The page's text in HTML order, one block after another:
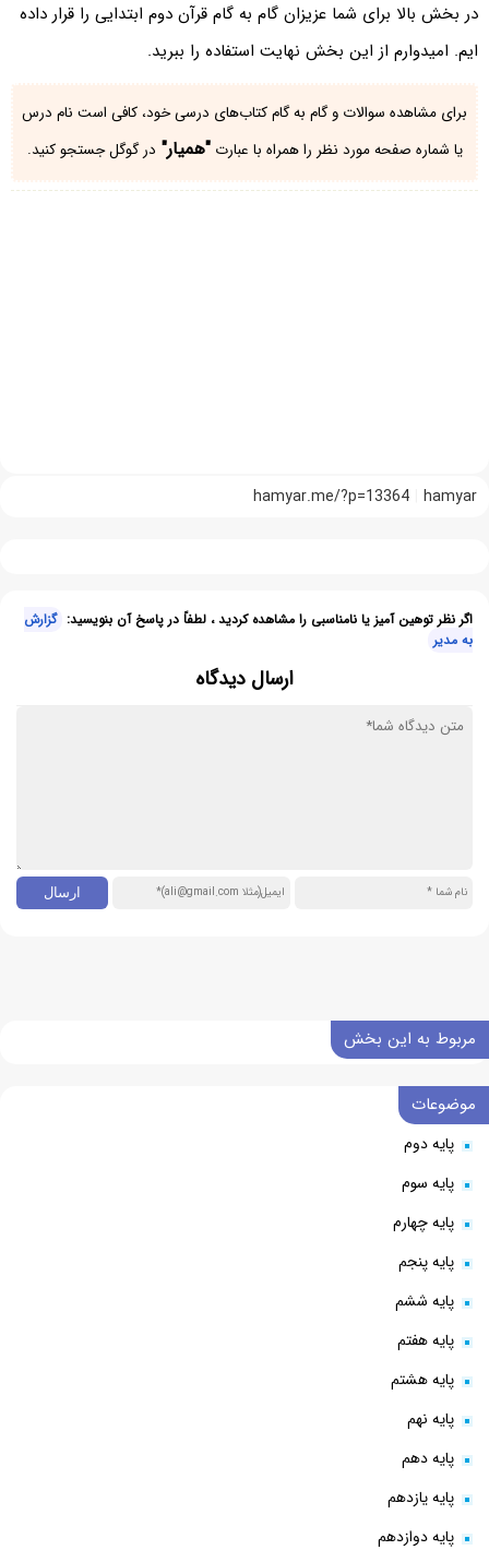
در بخش بالا برای شما عزیزان گام به گام قرآن دوم ابتدایی را قرار داده
ایم. امیدوارم از این بخش نهایت استفاده را ببرید.
برای مشاهده سوالات و گام به گام کتاب‌های درسی خود، کافی است نام درس
یا شماره صفحه مورد نظر را همراه با عبارت"همیار" در گوگل جستجو کنید.
hamyar
hamyar.me/?p=13364
اگر نظر توهین آمیز یا نامناسبی را مشاهده کردید ، لطفاً در پاسخ آن بنویسید: گزارش
به مدیر
ارسال دیدگاه
مربوط به این بخش
موضوعات
پایه دوم
پایه سوم
پایه چهارم
پایه پنجم
پایه ششم
پایه هفتم
پایه هشتم
پایه نهم
پایه دهم
پایه یازدهم
پایه دوازدهم